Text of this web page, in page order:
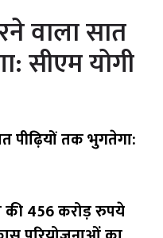
वाला सात
सीएम योगी
पीढ़ियों तक भुगतेगा:
की 456 करोड़ रुपये